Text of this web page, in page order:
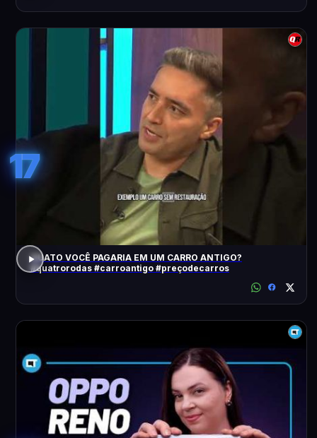
17
QUATO VOCÊ PAGARIA EM UM CARRO ANTIGO?
#quatrorodas #carroantigo #preçodecarros